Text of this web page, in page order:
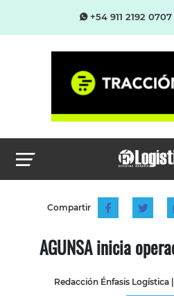
+54 911 2192 0707
Compartir
AGUNSA inicia
Redacción Énfasis Logística|